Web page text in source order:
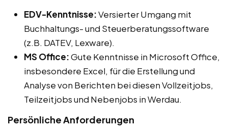
EDV-Kenntnisse:Versierter Umgang mit
Buchhaltungs- und Steuerberatungssoftware
(z.B. DATEV, Lexware).
MS Office:Gute Kenntnisse in Microsoft Office,
insbesondere Excel, für die Erstellung und
Analyse von Berichten bei diesen Vollzeitjobs,
Teilzeitjobs und Nebenjobs in Werdau.
Persönliche Anforderungen